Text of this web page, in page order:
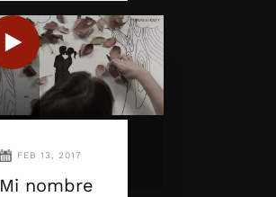
FEB 13, 2017
Mi nombre